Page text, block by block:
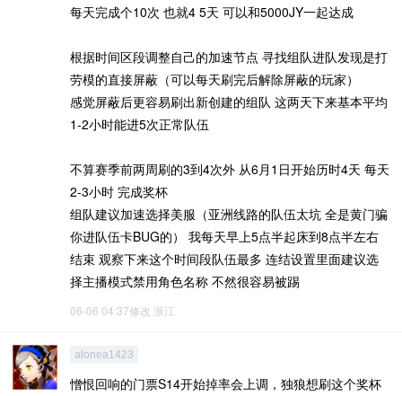
每天完成个10次 也就4 5天 可以和5000JY一起达成
根据时间区段调整自己的加速节点 寻找组队进队发现是打
劳模的直接屏蔽（可以每天刷完后解除屏蔽的玩家）
感觉屏蔽后更容易刷出新创建的组队 这两天下来基本平均
1-2小时能进5次正常队伍
不算赛季前两周刷的3到4次外 从6月1日开始历时4天 每天
2-3小时 完成奖杯
组队建议加速选择美服（亚洲线路的队伍太坑 全是黄门骗
你进队伍卡BUG的） 我每天早上5点半起床到8点半左右
结束 观察下来这个时间段队伍最多 连结设置里面建议选
择主播模式禁用角色名称 不然很容易被踢
06-06 04:37修改 浙江
alonea1423
憎恨回响的门票S14开始掉率会上调，独狼想刷这个奖杯